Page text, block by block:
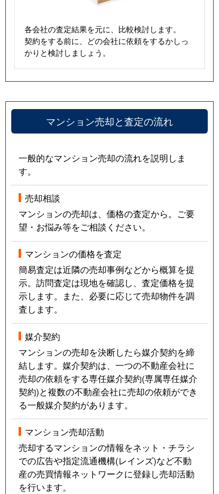
各会社の査定結果を元に、比較検討します。
契約をする前に、どの会社に依頼をするかしっ
かりと検討しましょう。
マンション売却と査定の流れ
一般的なマンション売却の流れを説明しま
す。
売却相談
マンションの売却は、価格の査定から。ご要
望・お悩み等をご相談ください。
マンションの価格を査定
簡易査定は近隣の売却事例などから概算を提
示。訪問査定は現地を確認し、査定価格を提
示します。また、必要に応じて売却物件を調
査します。
媒介契約
マンションの売却を決断したら媒介契約を締
結します。媒介契約は、一つの不動産会社に
売却の依頼をする専任媒介契約(専属専任媒介
契約)と複数の不動産会社に売却の依頼ができ
る一般媒介契約があります。
マンション売却活動
売却するマンションの情報をネット・チラシ
での広告や指定流通機構(レインズ)など不動
産の売買情報ネットワークに登録し売却活動
を行います。